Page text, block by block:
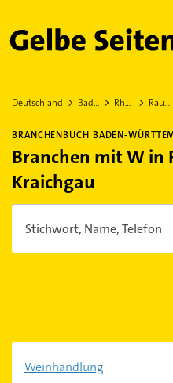
Gelbe Seiten
Deutschland Baden-Württemberg Rhein-Neckar-Kreis Rauenberg Kraichgau
BRANCHENBUCH BADEN-
Branchen mit W in
Kraichgau
Stichwort, Name, Telefon
Weinhandlung